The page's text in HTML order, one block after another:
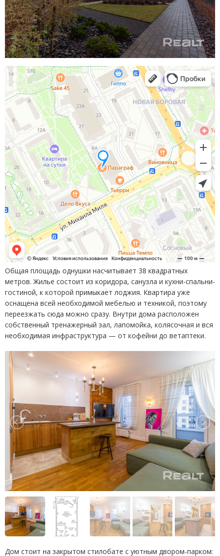
Общая площадь однушки насчитывает 38 квадратных
метров. Жилье состоит из коридора, санузла и кухни-спальни-
гостиной, к которой примыкает лоджия. Квартира уже
оснащена всей необходимой мебелью и техникой, поэтому
переезжать сюда можно сразу. Внутри дома расположен
собственный тренажерный зал, лапомойка, колясочная и вся
необходимая инфраструктура — от кофейни до ветаптеки.
Дом стоит на закрытом стилобате с уютным двором-парком: